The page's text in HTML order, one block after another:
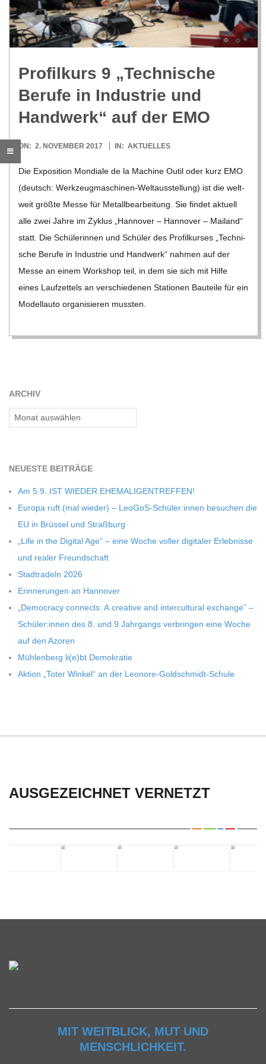
R
E
G
O
L
D
S
C
H
M
I
D
-
S
C
H
U
L
E
Pro­fil­kurs 9 „Tech­ni­sche
Berufe in Indus­trie und
Hand­werk“ auf der EMO
2017-
11-
ON: 2. NOVEMBER 2017 IN: AKTUELLES
Die Expo­si­tion Mon­diale de la Machine Outil oder kurz EMO
(deutsch: Wer­k­­zeu­g­­ma­­schi­­nen-Wel­t­aus­s­tel­­lung) ist die welt­
weit größte Messe für Metall­be­ar­bei­tung. Sie fin­det aktu­ell
alle zwei Jahre im Zyklus „Han­no­ver – Han­no­ver – Mai­land“
statt. Die Schü­le­rin­nen und Schü­ler des Pro­fil­kur­ses „Tech­ni­
sche Berufe in Indus­trie und Hand­werk“ nah­men auf der
Messe an einem Work­shop teil, in dem sie sich mit Hilfe
eines Lauf­zet­tels an ver­schie­de­nen Sta­tio­nen Bau­teile für ein
Modell­auto orga­ni­sie­ren muss­ten.
ARCHIV
Archiv
NEU­ESTE BEITRÄGE
Am 5.9. IST WIEDER EHEMALIGENTREFFEN!
Europa ruft (mal wie­der) – LeoGoS-Schüler:innen besu­chen die
EU in Brüs­sel und Straßburg
„Life in the Digi­tal Age“ – eine Woche vol­ler digi­ta­ler Erleb­nisse
und rea­ler Freundschaft
Stadt­ra­deln 2026
Erin­ne­run­gen an Hannover
„Demo­cracy con­nects: A crea­tive and inter­cul­tu­ral exch­ange” –
Schüler:innen des 8. und 9 Jahr­gangs ver­brin­gen eine Woche
auf den Azoren
Müh­len­berg li(e)bt Demokratie
Aktion „Toter Win­kel“ an der Leonore-Goldschmidt-Schule
AUSGEZEICHNET VERNETZT
MIT WEITBLICK, MUT UND
MENSCHLICHKEIT.